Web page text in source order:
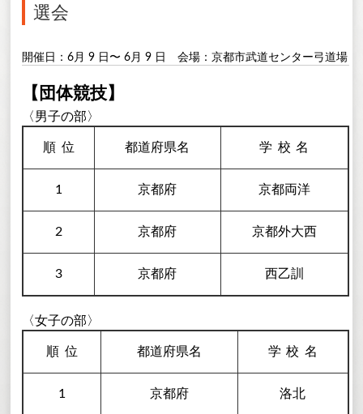
選会
開催日：6月 9 日〜 6月 9 日 会場：京都市武道センター弓道場
【団体競技】
〈男子の部〉
順 位 都道府県名 学校名
1 京都府 京都両洋
2 京都府 京都外大西
3 京都府 西乙訓
〈女子の部〉
順 位 都道府県名 学校 名
1 京都府 洛北